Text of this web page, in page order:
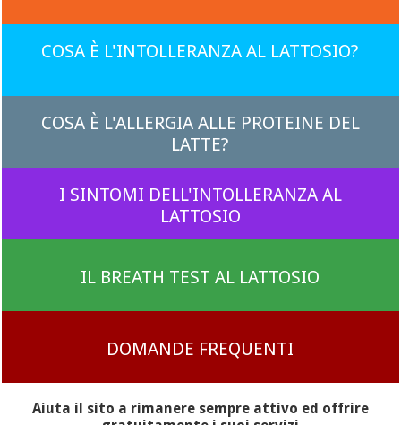
COSA È L'INTOLLERANZA AL LATTOSIO?
COSA È L'ALLERGIA ALLE PROTEINE DEL
LATTE?
I SINTOMI DELL'INTOLLERANZA AL
LATTOSIO
IL BREATH TEST AL LATTOSIO
DOMANDE FREQUENTI
Aiuta il sito a rimanere sempre attivo ed offrire